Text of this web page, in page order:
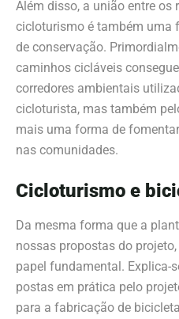
Além disso, a união entre os
cicloturismo é também uma
de conservação.
caminhos cicláveis
corredores ambientais
cicloturista, mas também
mais uma forma de
nas comunidades.
Cicloturismo e
Da mesma forma que a
nossas propostas do
papel fundamental. Explica-
postas em prática pelo
para a fabricação de